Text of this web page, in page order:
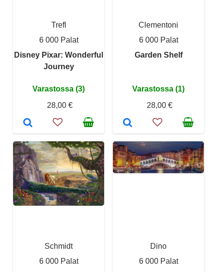
Trefl
6 000 Palat
Disney Pixar: Wonderful
Journey
Varastossa (3)
28,00 €
Clementoni
6 000 Palat
Garden Shelf
Varastossa (1)
28,00 €
Schmidt
6 000 Palat
Dino
6 000 Palat